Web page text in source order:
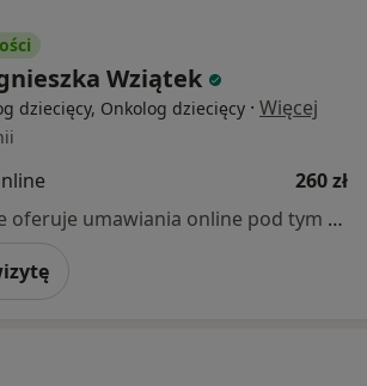
Wziątek
dziecięcy, Onkolog dziecięcy · Więcej
260 zł
Specjalista nie oferuje umawiania online pod tym adresem.